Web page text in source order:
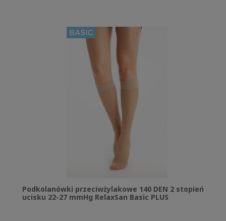
Podkolanówki przeciwżylakowe 140 DEN 2 stopień
ucisku 22-27 mmHg RelaxSan Basic PLUS